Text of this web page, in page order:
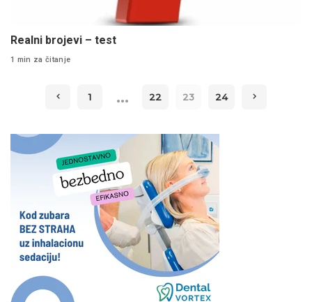
Realni brojevi – test
1 min za čitanje
1 … 22 23 24